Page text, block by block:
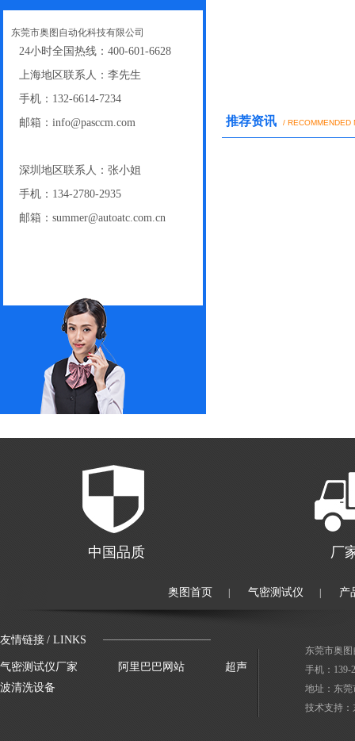
东莞市奥图自动化科技有限公司
24小时全国热线：400-601-6628
上海地区联系人：李先生
手机：132-6614-7234
邮箱：info@pasccm.com
深圳地区联系人：张小姐
手机：134-2780-2935
邮箱：summer@autoatc.com.cn
推荐资讯 / RECOMMENDED
中国品质 厂
奥图首页 气密测试仪 产
友情链接 / LINKS
气密测试仪厂家 阿里巴巴网站
超声
波清洗设备
东莞市奥
手机：139-
地址：东莞
技术支持：